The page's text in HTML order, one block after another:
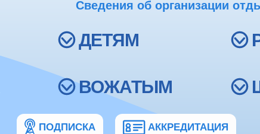
Сведения об организации
ДЕТЯМ
ВОЖАТЫМ
ПОДПИСКА АККРЕДИТАЦИЯ